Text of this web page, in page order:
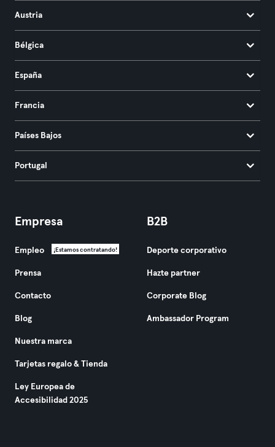
Austria
Bélgica
España
Francia
Países Bajos
Portugal
Empresa
Empleo ¡Estamos contratando!
Prensa
Contacto
Blog
Nuestra marca
Tarjetas regalo & Tienda
Ley Europea de
Accesibilidad 2025
B2B
Deporte corporativo
Hazte partner
Corporate Blog
Ambassador Program